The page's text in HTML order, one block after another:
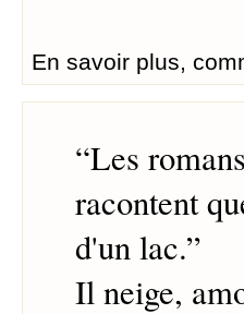
En savoir plus,
“Les
racontent
d'un lac.”
Il neige,